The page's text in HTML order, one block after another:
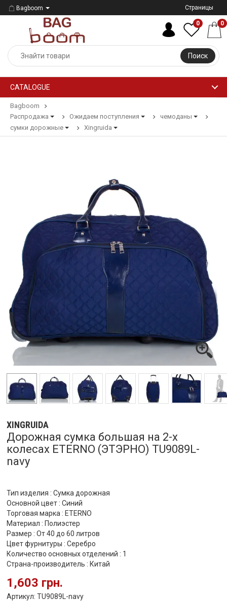
Bagboom Страницы
Поиск
0 0
CATALOGUE
Bagboom
Распродажа
Ожидаем поступления
чемоданы
сумки дорожные
Xingruida
XINGRUIDA
Дорожная сумка большая на 2-х
колесах ETERNO (ЭТЭРНО) TU9089L-
navy
Тип изделия : Сумка дорожная
Основной цвет : Синий
Торговая марка : ETERNO
Материал : Полиэстер
Размер : От 40 до 60 литров
Цвет фурнитуры : Серебро
Количество основных отделений : 1
Страна-производитель : Китай
1,603 грн.
Артикул: TU9089L-navy